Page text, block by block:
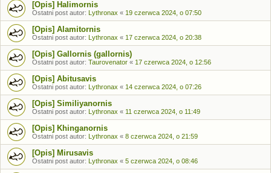
[Opis] Halimornis
Ostatni post autor: Lythronax « 19 czerwca 2024, o 07:50
[Opis] Alamitornis
Ostatni post autor: Lythronax « 17 czerwca 2024, o 20:38
[Opis] Gallornis (gallornis)
Ostatni post autor: Taurovenator « 17 czerwca 2024, o 12:56
[Opis] Abitusavis
Ostatni post autor: Lythronax « 14 czerwca 2024, o 07:26
[Opis] Similiyanornis
Ostatni post autor: Lythronax « 11 czerwca 2024, o 11:49
[Opis] Khinganornis
Ostatni post autor: Lythronax « 8 czerwca 2024, o 21:59
[Opis] Mirusavis
Ostatni post autor: Lythronax « 5 czerwca 2024, o 08:46